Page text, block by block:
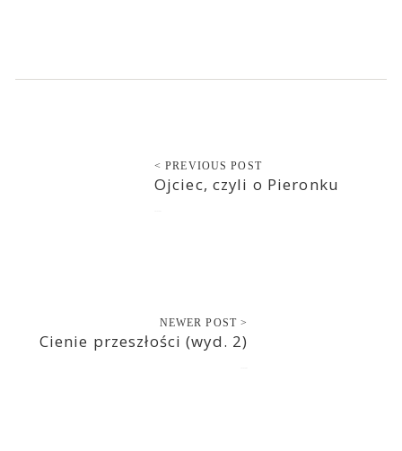
< PREVIOUS POST
Ojciec, czyli o Pieronku
NEWER POST >
Cienie przeszłości (wyd. 2)